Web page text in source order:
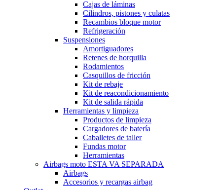
Cajas de láminas
Cilindros, pistones y culatas
Recambios bloque motor
Refrigeración
Suspensiones
Amortiguadores
Retenes de horquilla
Rodamientos
Casquillos de fricción
Kit de rebaje
Kit de reacondicionamiento
Kit de salida rápida
Herramientas y limpieza
Productos de limpieza
Cargadores de batería
Caballetes de taller
Fundas motor
Herramientas
Airbags moto ESTA VA SEPARADA
Airbags
Accesorios y recargas airbag